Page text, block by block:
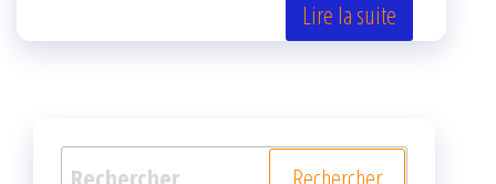
k r
Lire la suite
Rechercher :